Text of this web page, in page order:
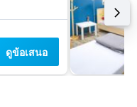
ดูข้อเสนอ